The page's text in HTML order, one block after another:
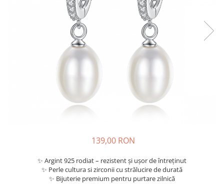
139,00 RON
✨ Argint 925 rodiat – rezistent și ușor de întreținut
✨ Perle cultura si zirconii cu strălucire de durată
✨ Bijuterie premium pentru purtare zilnică